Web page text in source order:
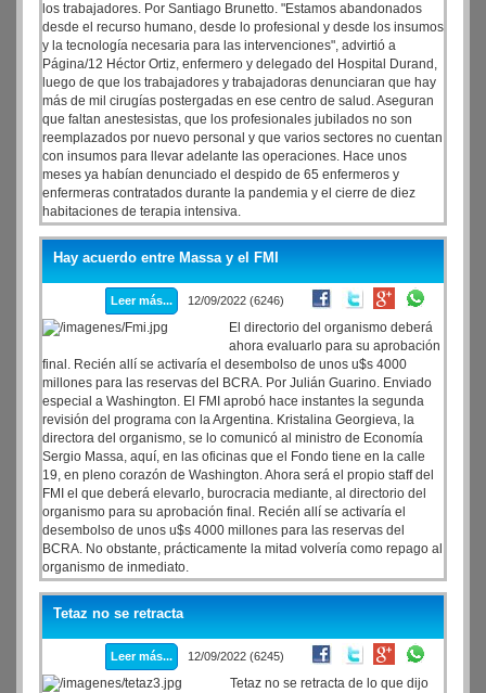
los trabajadores. Por Santiago Brunetto. "Estamos abandonados
desde el recurso humano, desde lo profesional y desde los insumos
y la tecnología necesaria para las intervenciones", advirtió a
Página/12 Héctor Ortiz, enfermero y delegado del Hospital Durand,
luego de que los trabajadores y trabajadoras denunciaran que hay
más de mil cirugías postergadas en ese centro de salud. Aseguran
que faltan anestesistas, que los profesionales jubilados no son
reemplazados por nuevo personal y que varios sectores no cuentan
con insumos para llevar adelante las operaciones. Hace unos
meses ya habían denunciado el despido de 65 enfermeros y
enfermeras contratados durante la pandemia y el cierre de diez
habitaciones de terapia intensiva.
Hay acuerdo entre Massa y el FMI
Leer más... 12/09/2022 (6246)
El directorio del organismo deberá
ahora evaluarlo para su aprobación
final. Recién allí se activaría el desembolso de unos u$s 4000
millones para las reservas del BCRA. Por Julián Guarino. Enviado
especial a Washington. El FMI aprobó hace instantes la segunda
revisión del programa con la Argentina. Kristalina Georgieva, la
directora del organismo, se lo comunicó al ministro de Economía
Sergio Massa, aquí, en las oficinas que el Fondo tiene en la calle
19, en pleno corazón de Washington. Ahora será el propio staff del
FMI el que deberá elevarlo, burocracia mediante, al directorio del
organismo para su aprobación final. Recién allí se activaría el
desembolso de unos u$s 4000 millones para las reservas del
BCRA. No obstante, prácticamente la mitad volvería como repago al
organismo de inmediato.
Tetaz no se retracta
Leer más... 12/09/2022 (6245)
Tetaz no se retracta de lo que dijo